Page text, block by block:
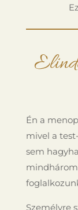
Én a
mivel a
sem
Személyre